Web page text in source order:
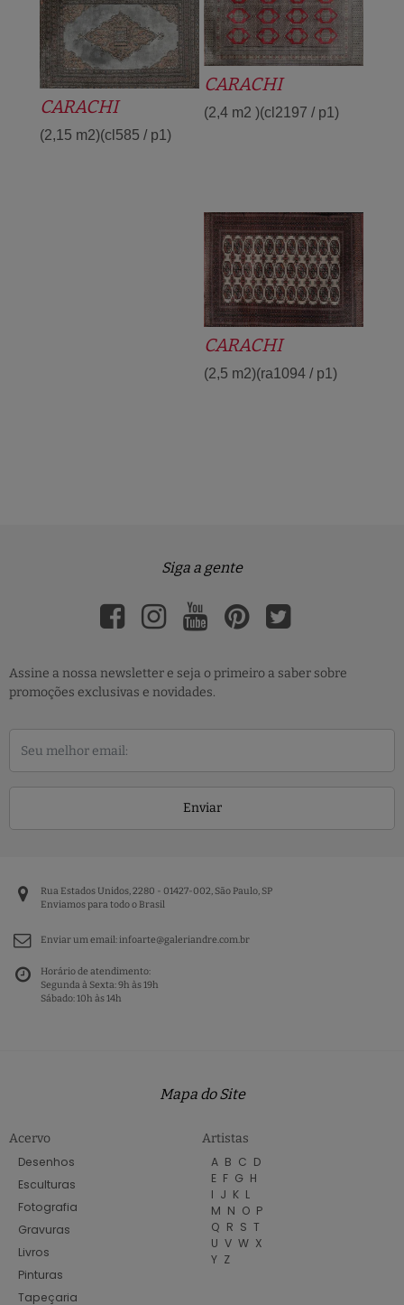
CARACHI
(2,4 m2 )(cl2197 / p1)
CARACHI
(2,15 m2)(cl585 / p1)
CARACHI
(2,5 m2)(ra1094 / p1)
Siga a gente
Assine a nossa newsletter e seja o primeiro a saber sobre
promoções exclusivas e novidades.
Enviar
Rua Estados Unidos, 2280 - 01427-002, São Paulo, SP
Enviamos para todo o Brasil
Enviar um email:infoarte@galeriandre.com.br
Horário de atendimento:
Segunda à Sexta: 9h às 19h
Sábado: 10h às 14h
Mapa do Site
Acervo
Desenhos
Esculturas
Fotografia
Gravuras
Livros
Pinturas
Tapeçaria
Artistas
A B C D
E F G H
I J K L
M N O P
Q R S T
U V W X
Y Z